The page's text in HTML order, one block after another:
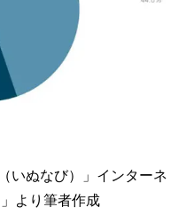
いぬなび）」インターネ
より筆者作成